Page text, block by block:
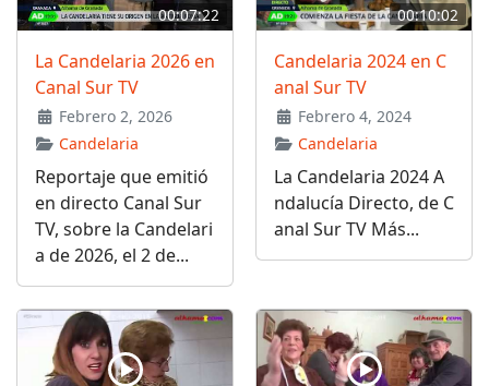
00:07:22
La Candelaria 2026 en
Canal Sur TV
Febrero 2, 2026
Candelaria
Reportaje que emitió
en directo Canal Sur
TV, sobre la Candelari
a de 2026, el 2 de...
00:10:02
Candelaria 2024 en C
anal Sur TV
Febrero 4, 2024
Candelaria
La Candelaria 2024 A
ndalucía Directo, de C
anal Sur TV Más...